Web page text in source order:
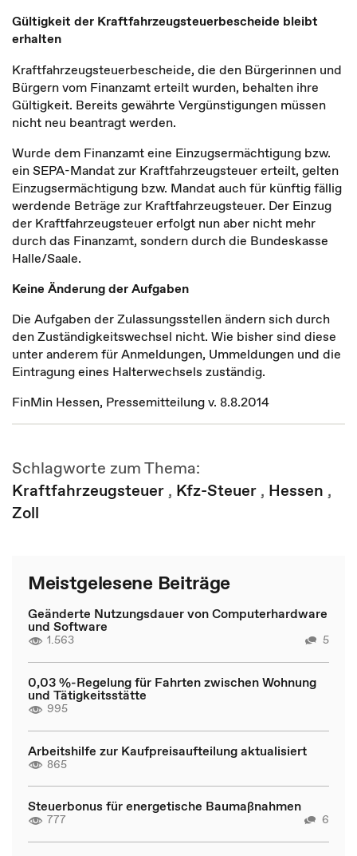
Gültigkeit der Kraftfahrzeugsteuerbescheide bleibt
erhalten
Kraftfahrzeugsteuerbescheide, die den Bürgerinnen und
Bürgern vom Finanzamt erteilt wurden, behalten ihre
Gültigkeit. Bereits gewährte Vergünstigungen müssen
nicht neu beantragt werden.
Wurde dem Finanzamt eine Einzugsermächtigung bzw.
ein SEPA-Mandat zur Kraftfahrzeugsteuer erteilt, gelten
Einzugsermächtigung bzw. Mandat auch für künftig fällig
werdende Beträge zur Kraftfahrzeugsteuer. Der Einzug
der Kraftfahrzeugsteuer erfolgt nun aber nicht mehr
durch das Finanzamt, sondern durch die Bundeskasse
Halle/Saale.
Keine Änderung der Aufgaben
Die Aufgaben der Zulassungsstellen ändern sich durch
den Zuständigkeitswechsel nicht. Wie bisher sind diese
unter anderem für Anmeldungen, Ummeldungen und die
Eintragung eines Halterwechsels zuständig.
FinMin Hessen, Pressemitteilung v. 8.8.2014
Schlagworte zum Thema:
Kraftfahrzeugsteuer , Kfz-Steuer , Hessen ,
Zoll
Meistgelesene Beiträge
Geänderte Nutzungsdauer von Computerhardware
und Software
1.563 5
0,03 %-Regelung für Fahrten zwischen Wohnung
und Tätigkeitsstätte
995
Arbeitshilfe zur Kaufpreisaufteilung aktualisiert
865
Steuerbonus für energetische Baumaßnahmen
777 6